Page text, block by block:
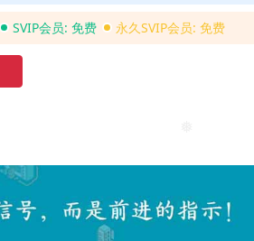
SVIP会员: 免费 永久SVIP会员: 免费